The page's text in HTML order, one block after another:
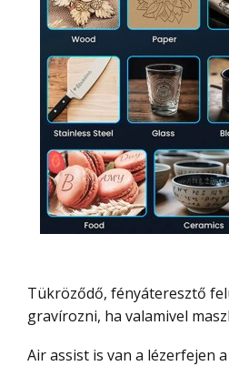
Tükröződő, fényáteresztő felületeket is képes
gravírozni, ha valamivel
Air assist is van a lézerfejen a levegő befújáshoz,